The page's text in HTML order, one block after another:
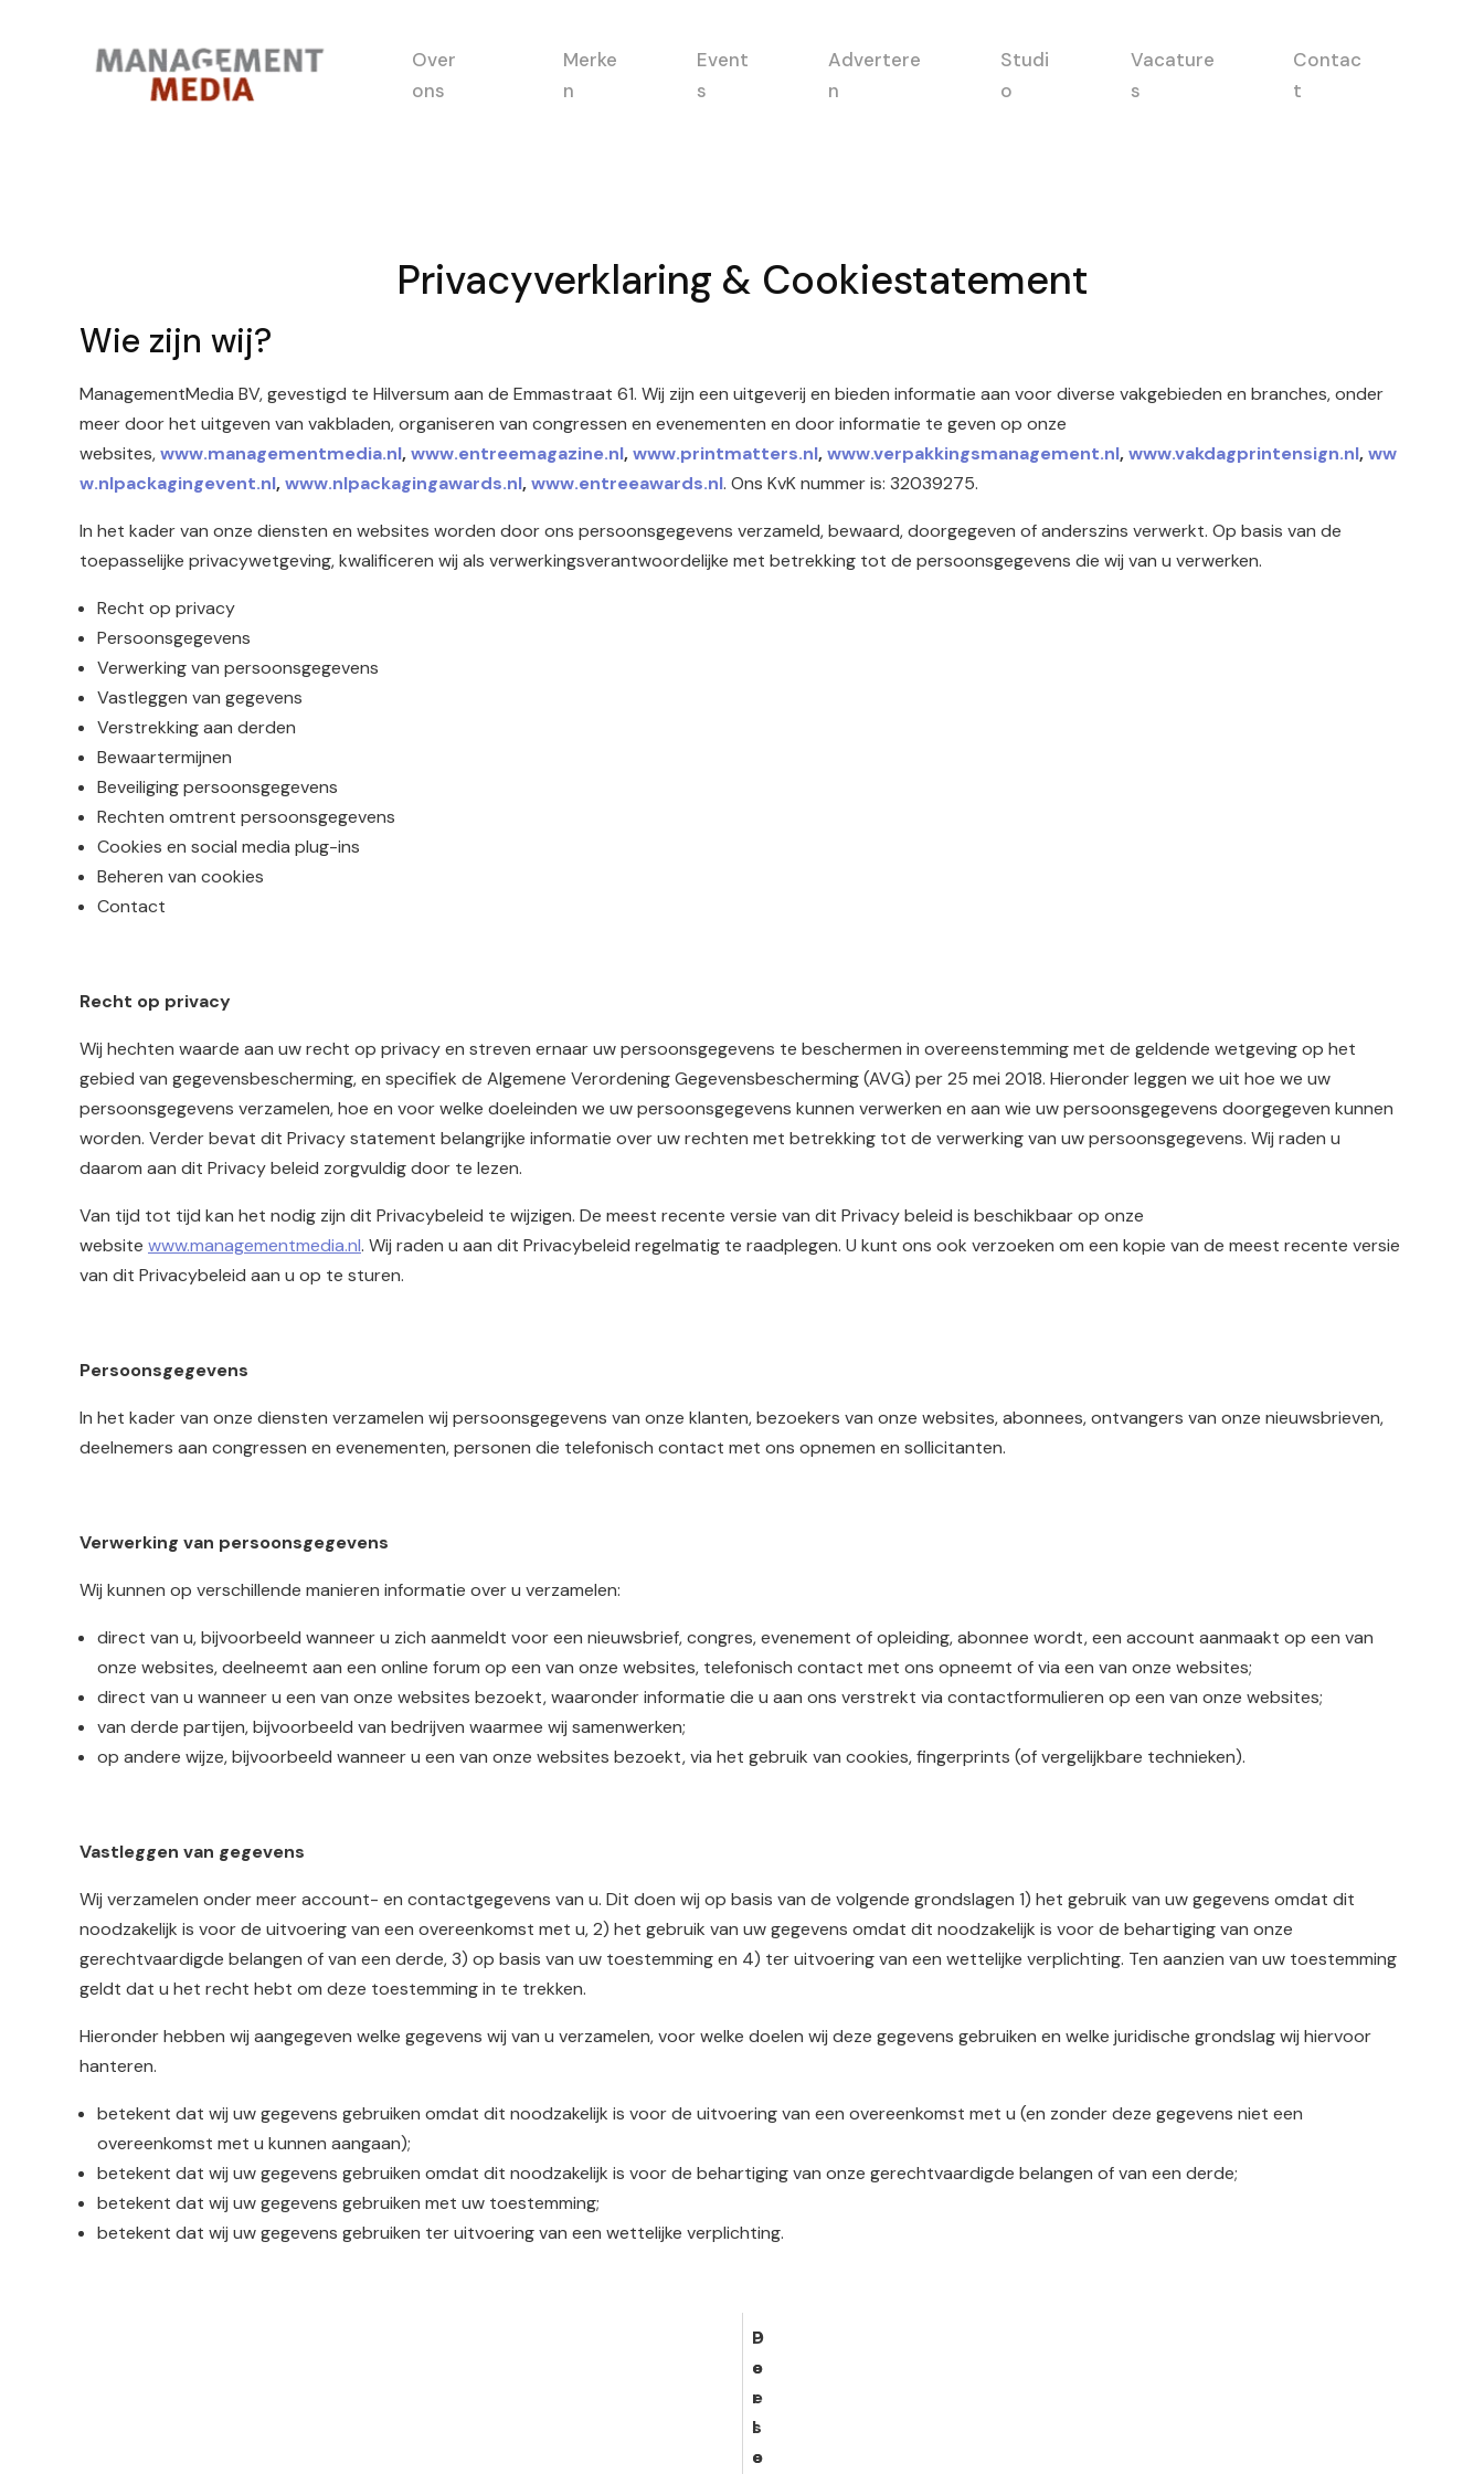
Over
ons
Merke
n
Event
s
Advertere
n
Studi
o
Vacature
s
Contac
t
Privacyverklaring & Cookiestatement
Wie zijn wij?
ManagementMedia BV, gevestigd te Hilversum aan de Emmastraat 61. Wij zijn een uitgeverij en bieden informatie aan voor diverse vakgebieden en branches, onder
meer door het uitgeven van vakbladen, organiseren van congressen en evenementen en door informatie te geven op onze
websites,www.managementmedia.nl,www.entreemagazine.nl,www.printmatters.nl,www.verpakkingsmanagement.nl,www.vakdagprintensign.nl,ww
w.nlpackagingevent.nl,www.nlpackagingawards.nl,www.entreeawards.nl. Ons KvK nummer is: 32039275.
In het kader van onze diensten en websites worden door ons persoonsgegevens verzameld, bewaard, doorgegeven of anderszins verwerkt. Op basis van de
toepasselijke privacywetgeving, kwalificeren wij als verwerkingsverantwoordelijke met betrekking tot de persoonsgegevens die wij van u verwerken.
Recht op privacy
Persoonsgegevens
Verwerking van persoonsgegevens
Vastleggen van gegevens
Verstrekking aan derden
Bewaartermijnen
Beveiliging persoonsgegevens
Rechten omtrent persoonsgegevens
Cookies en social media plug-ins
Beheren van cookies
Contact
Recht op privacy
Wij hechten waarde aan uw recht op privacy en streven ernaar uw persoonsgegevens te beschermen in overeenstemming met de geldende wetgeving op het
gebied van gegevensbescherming, en specifiek de Algemene Verordening Gegevensbescherming (AVG) per 25 mei 2018. Hieronder leggen we uit hoe we uw
persoonsgegevens verzamelen, hoe en voor welke doeleinden we uw persoonsgegevens kunnen verwerken en aan wie uw persoonsgegevens doorgegeven kunnen
worden. Verder bevat dit Privacy statement belangrijke informatie over uw rechten met betrekking tot de verwerking van uw persoonsgegevens. Wij raden u
daarom aan dit Privacy beleid zorgvuldig door te lezen.
Van tijd tot tijd kan het nodig zijn dit Privacybeleid te wijzigen. De meest recente versie van dit Privacy beleid is beschikbaar op onze
website www.managementmedia.nl. Wij raden u aan dit Privacybeleid regelmatig te raadplegen. U kunt ons ook verzoeken om een kopie van de meest recente versie
van dit Privacybeleid aan u op te sturen.
Persoonsgegevens
In het kader van onze diensten verzamelen wij persoonsgegevens van onze klanten, bezoekers van onze websites, abonnees, ontvangers van onze nieuwsbrieven,
deelnemers aan congressen en evenementen, personen die telefonisch contact met ons opnemen en sollicitanten.
Verwerking van persoonsgegevens
Wij kunnen op verschillende manieren informatie over u verzamelen:
direct van u, bijvoorbeeld wanneer u zich aanmeldt voor een nieuwsbrief, congres, evenement of opleiding, abonnee wordt, een account aanmaakt op een van
onze websites, deelneemt aan een online forum op een van onze websites, telefonisch contact met ons opneemt of via een van onze websites;
direct van u wanneer u een van onze websites bezoekt, waaronder informatie die u aan ons verstrekt via contactformulieren op een van onze websites;
van derde partijen, bijvoorbeeld van bedrijven waarmee wij samenwerken;
op andere wijze, bijvoorbeeld wanneer u een van onze websites bezoekt, via het gebruik van cookies, fingerprints (of vergelijkbare technieken).
Vastleggen van gegevens
Wij verzamelen onder meer account- en contactgegevens van u. Dit doen wij op basis van de volgende grondslagen 1) het gebruik van uw gegevens omdat dit
noodzakelijk is voor de uitvoering van een overeenkomst met u, 2) het gebruik van uw gegevens omdat dit noodzakelijk is voor de behartiging van onze
gerechtvaardigde belangen of van een derde, 3) op basis van uw toestemming en 4) ter uitvoering van een wettelijke verplichting. Ten aanzien van uw toestemming
geldt dat u het recht hebt om deze toestemming in te trekken.
Hieronder hebben wij aangegeven welke gegevens wij van u verzamelen, voor welke doelen wij deze gegevens gebruiken en welke juridische grondslag wij hiervoor
hanteren.
betekent dat wij uw gegevens gebruiken omdat dit noodzakelijk is voor de uitvoering van een overeenkomst met u (en zonder deze gegevens niet een
overeenkomst met u kunnen aangaan);
betekent dat wij uw gegevens gebruiken omdat dit noodzakelijk is voor de behartiging van onze gerechtvaardigde belangen of van een derde;
betekent dat wij uw gegevens gebruiken met uw toestemming;
betekent dat wij uw gegevens gebruiken ter uitvoering van een wettelijke verplichting.
P
e
r
s
o
D
o
e
l
e